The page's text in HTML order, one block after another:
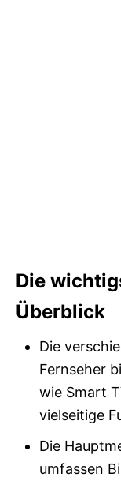
Die
Überblick
Die
Fernseher
wie Smart
vielseitige
Die
umfassen